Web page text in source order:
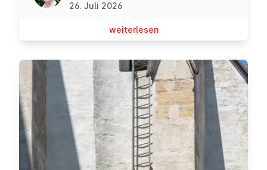
26. Juli 2026
wei­ter­le­sen